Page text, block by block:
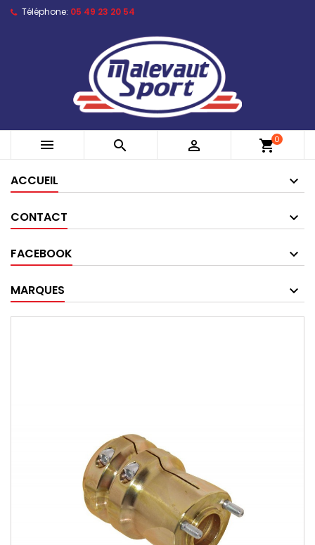
Téléphone: 05 49 23 20 54
   shopping_cart0
ACCUEIL
CONTACT
FACEBOOK
MARQUES